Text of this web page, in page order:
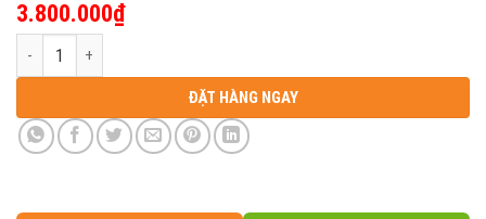
3.800.000₫
ĐẶT HÀNG NGAY